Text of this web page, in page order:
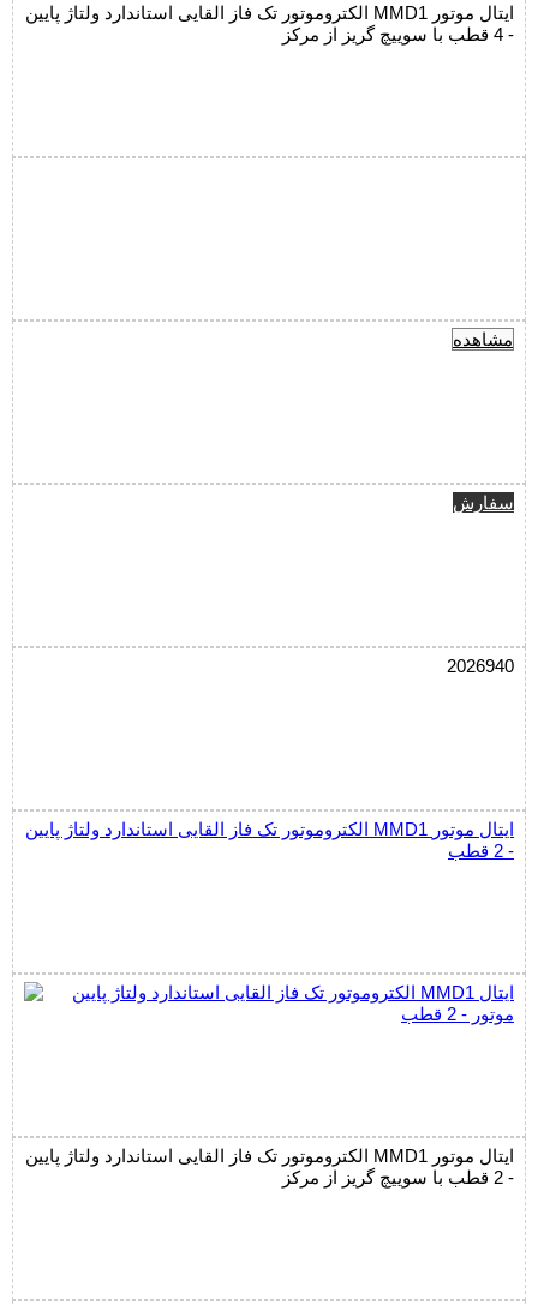
الکتروموتور تک فاز القایی استاندارد ولتاژ پایین MMD1 ایتال موتور
- 4 قطب با سوییچ گریز از مرکز
مشاهده
سفارش
2026940
الکتروموتور تک فاز القایی استاندارد ولتاژ پایین MMD1 ایتال موتور
- 2 قطب
الکتروموتور تک فاز القایی استاندارد ولتاژ پایین MMD1 ایتال موتور
- 2 قطب با سوییچ گریز از مرکز